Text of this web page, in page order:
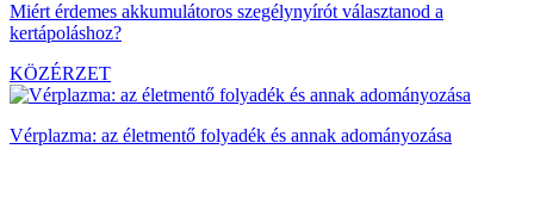
Miért érdemes akkumulátoros szegélynyírót választanod a
kertápoláshoz?
KÖZÉRZET
Vérplazma: az életmentő folyadék és annak adományozása